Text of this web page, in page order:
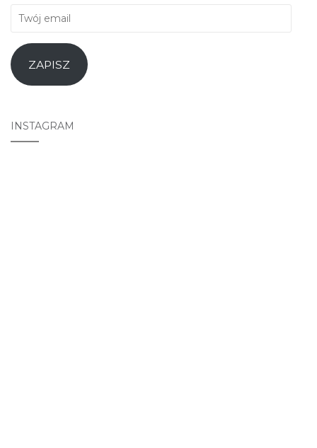
Twój
ZAPISZ
INSTAGRAM